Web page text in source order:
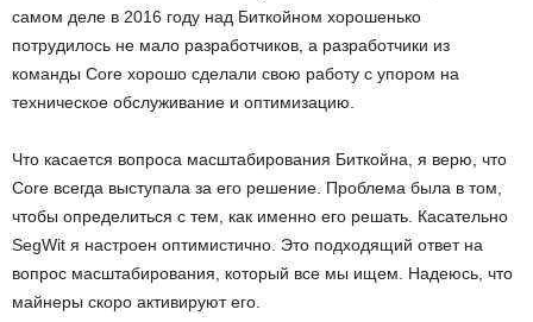
самом деле в 2016 году над Биткойном хорошенько
потрудилось не мало разработчиков, а разработчики из
команды Core хорошо сделали свою работу с упором на
техническое обслуживание и оптимизацию.
Что касается вопроса масштабирования Биткойна, я верю, что
Core всегда выступала за его решение. Проблема была в том,
чтобы определиться с тем, как именно его решать. Касательно
SegWit я настроен оптимистично. Это подходящий ответ на
вопрос масштабирования, который все мы ищем. Надеюсь, что
майнеры скоро активируют его.